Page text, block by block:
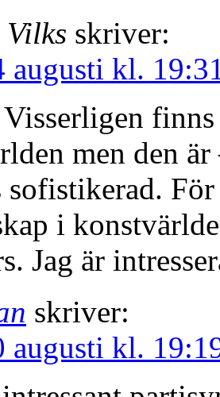
skriver:
augusti kl.
Visserligen
men den
sofistikerad.
i
Jag är
skriver:
augusti kl.